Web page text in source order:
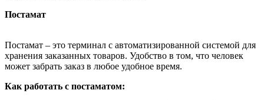
Постамат
Постамат – это терминал с автоматизированной системой для
хранения заказанных товаров. Удобство в том, что человек
может забрать заказ в любое удобное время.
Как работать с постаматом: